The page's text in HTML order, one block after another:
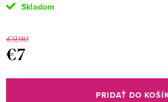
Skladom
€9,90
€7
cena:
PRIDAŤ DO